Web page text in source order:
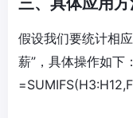
假设我们要统计相应
薪”，具体操作如下